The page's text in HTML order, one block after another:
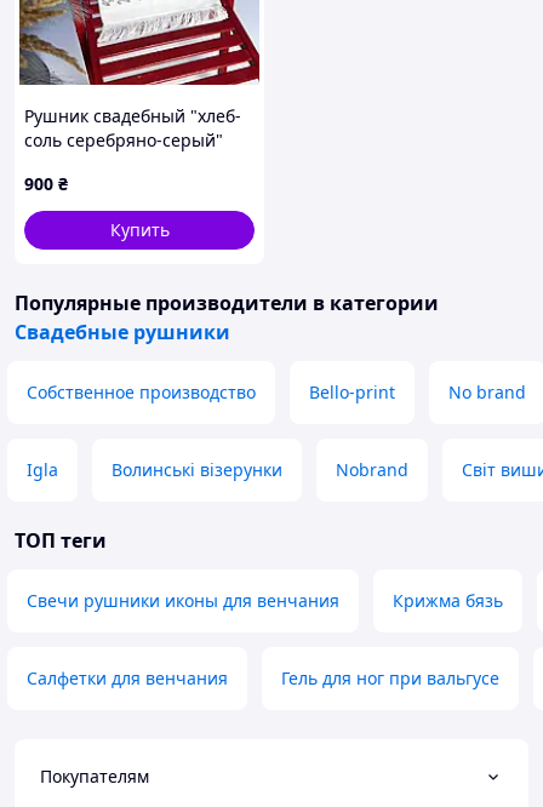
Рушник свадебный "хлеб-
соль серебряно-серый"
900 ₴
Купить
Популярные производители в категории
Свадебные рушники
Собственное производство Bello-print No brand
Igla Волинські візерунки Nobrand Світ
ТОП теги
Свечи рушники иконы для венчания Крижма бязь
Салфетки для венчания Гель для ног при вальгусе
Покупателям